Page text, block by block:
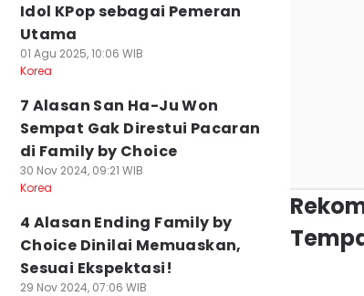
Idol KPop sebagai Pemeran
Utama
01 Agu 2025, 10:06 WIB
Korea
7 Alasan San Ha-Ju Won
Sempat Gak Direstui Pacaran
di Family by Choice
30 Nov 2024, 09:21 WIB
Korea
4 Alasan Ending Family by
Choice Dinilai Memuaskan,
Sesuai Ekspektasi!
29 Nov 2024, 07:06 WIB